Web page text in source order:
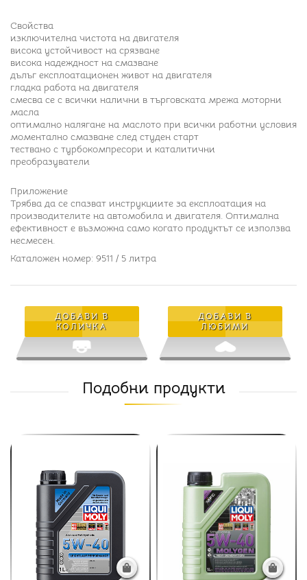
Свойства
изключителна чистота на двигателя
висока устойчивост на срязване
висока надеждност на смазване
дълъг експлоатационен живот на двигателя
гладка работа на двигателя
смесва се с всички налични в търговската мрежа моторни
масла
оптимално налягане на маслото при всички работни условия
моментално смазване след студен старт
тествано с турбокомпресори и каталитични
преобразуватели
Приложение
Трябва да се спазват инструкциите за експлоатация на
производителите на автомобила и двигателя. Оптимална
ефективност е възможна само когато продуктът се използва
несмесен.
Каталожен номер: 9511 / 5 литра
ДОБАВИ В
КОЛИЧКА
ДОБАВИ В
ЛЮБИМИ
Подобни продукти